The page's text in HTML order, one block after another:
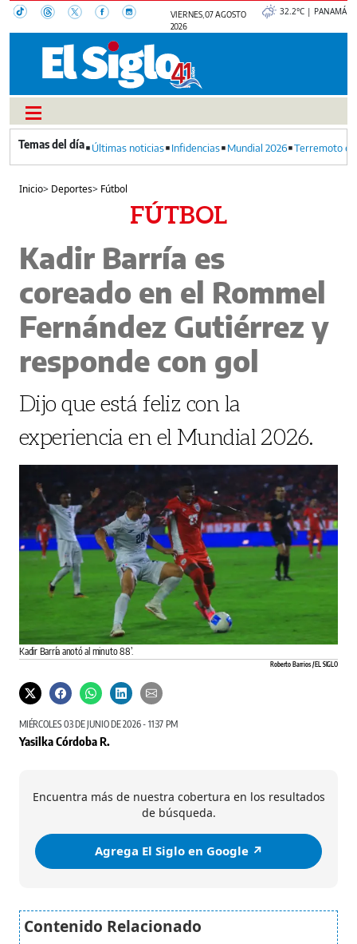
VIERNES, 07 AGOSTO
2026
32.2°C | PANAMÁ
Últimas noticias Infidencias Mundial 2026 Terremoto
Inicio> Deportes> Fútbol
FÚTBOL
Kadir Barría es
coreado en el Rommel
Fernández Gutiérrez y
responde con gol
Dijo que está feliz con la
experiencia en el Mundial 2026.
Kadir Barría anotó al minuto 88’.
Roberto Barrios / EL SIGLO
MIÉRCOLES 03 DE JUNIO DE 2026 - 11:37 PM
Yasilka Córdoba R.
Encuentra más de nuestra cobertura en los resultados
de búsqueda.
Agrega El Siglo en Google ↗️